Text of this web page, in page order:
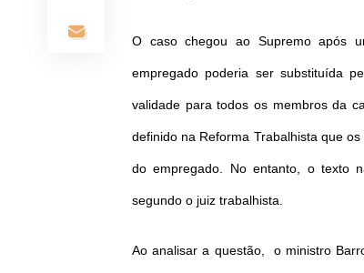
O caso chegou ao Supremo após
empregado poderia ser substituída
validade para todos os membros da
definido na Reforma Trabalhista que
do empregado. No entanto, o texto
segundo o juiz trabalhista.
Ao analisar a questão, o ministro